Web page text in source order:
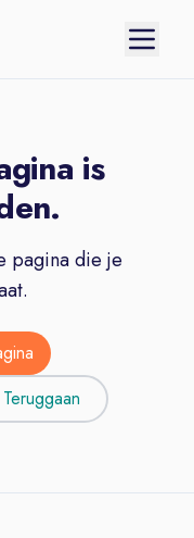
is
pagina die je
Teruggaan